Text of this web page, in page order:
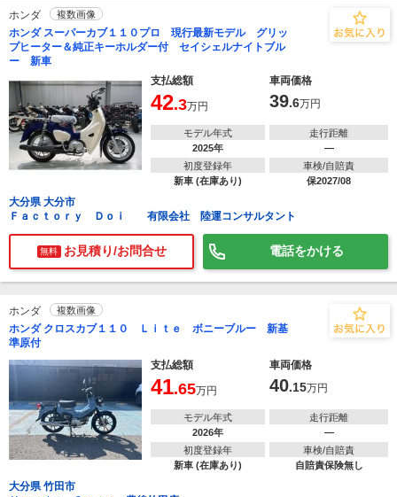
ホンダ 複数画像
ホンダ スーパーカブ１１０プロ 現行最新モデル グリッ
プヒーター＆純正キーホルダー付 セイシェルナイトブル
ー 新車
支払総額
車両価格
42.3万円 39.6万円
モデル年式
2025年
走行距離
―
初度登録年
新車 (在庫あり)
車検/自賠責
保2027/08
大分県 大分市
Ｆａｃｔｏｒｙ Ｄｏｉ 有限会社 陸運コンサルタント
無料 お見積り/お問合せ 電話をかける
ホンダ 複数画像
ホンダ クロスカブ１１０ Ｌｉｔｅ ボニーブルー 新基
準原付
支払総額
車両価格
41.65万円 40.15万円
モデル年式
2026年
走行距離
―
初度登録年
新車 (在庫あり)
車検/自賠責
自賠責保険無し
大分県 竹田市